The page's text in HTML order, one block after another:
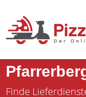
Finde